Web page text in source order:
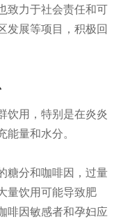
致力于社会责任和可
发展等项目，积极回
饮用，特别是在炎炎
能量和水分。
糖分和咖啡因，过量
量饮用可能导致肥
啡因敏感者和孕妇应